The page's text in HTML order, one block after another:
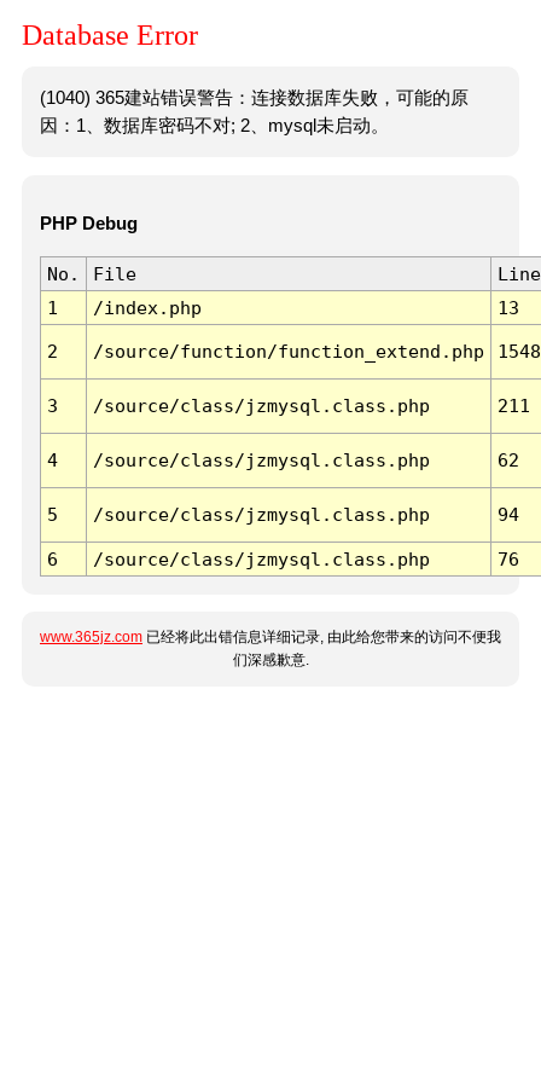
Database Error
(1040) 365建站错误警告：连接数据库失败，可能的原
因：1、数据库密码不对; 2、mysql未启动。
PHP Debug
No. File
Line
1
/index.php 13
2 /source/function/function_extend.php 1548
3 /source/class/jzmysql.class.php 211
4 /source/class/jzmysql.class.php 62
5 /source/class/jzmysql.class.php 94
6 /source/class/jzmysql.class.php 76
www.365jz.com 已经将此出错信息详细记录, 由此给您带来的访问不便我
们深感歉意.